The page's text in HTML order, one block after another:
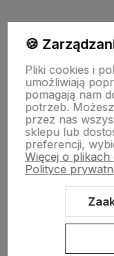
Pomoc
Moje konto
Płatności i
🍪
Pliki cookies i
umożliwiają
pomagają nam
potrzeb.
przez nas
sklepu lub
preferencji,
Więcej o
Polityce